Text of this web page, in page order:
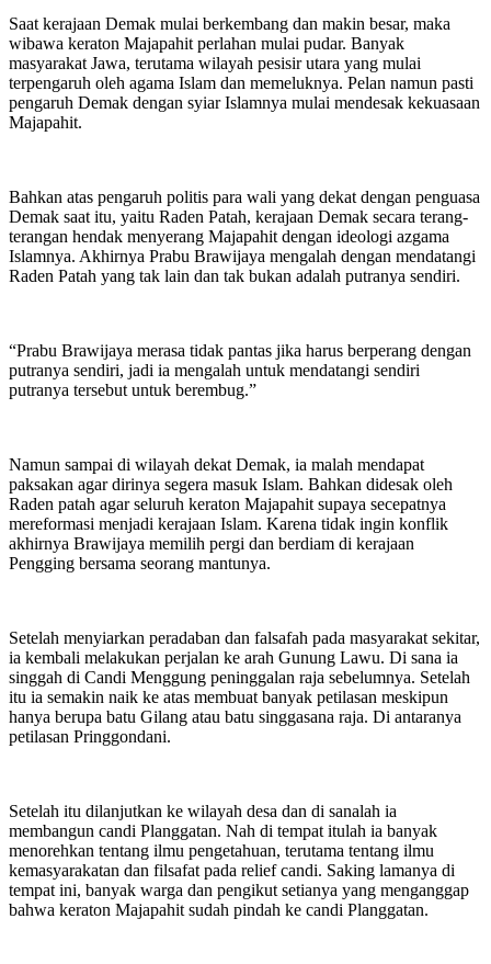
Saat kerajaan Demak mulai berkembang dan makin besar, maka
wibawa keraton Majapahit perlahan mulai pudar. Banyak
masyarakat Jawa, terutama wilayah pesisir utara yang mulai
terpengaruh oleh agama Islam dan memeluknya. Pelan namun pasti
pengaruh Demak dengan syiar Islamnya mulai mendesak kekuasaan
Majapahit.
Bahkan atas pengaruh politis para wali yang dekat dengan penguasa
Demak saat itu, yaitu Raden Patah, kerajaan Demak secara terang-
terangan hendak menyerang Majapahit dengan ideologi azgama
Islamnya. Akhirnya Prabu Brawijaya mengalah dengan mendatangi
Raden Patah yang tak lain dan tak bukan adalah putranya sendiri.
“Prabu Brawijaya merasa tidak pantas jika harus berperang dengan
putranya sendiri, jadi ia mengalah untuk mendatangi sendiri
putranya tersebut untuk berembug.”
Namun sampai di wilayah dekat Demak, ia malah mendapat
paksakan agar dirinya segera masuk Islam. Bahkan didesak oleh
Raden patah agar seluruh keraton Majapahit supaya secepatnya
mereformasi menjadi kerajaan Islam. Karena tidak ingin konflik
akhirnya Brawijaya memilih pergi dan berdiam di kerajaan
Pengging bersama seorang mantunya.
Setelah menyiarkan peradaban dan falsafah pada masyarakat sekitar,
ia kembali melakukan perjalan ke arah Gunung Lawu. Di sana ia
singgah di Candi Menggung peninggalan raja sebelumnya. Setelah
itu ia semakin naik ke atas membuat banyak petilasan meskipun
hanya berupa batu Gilang atau batu singgasana raja. Di antaranya
petilasan Pringgondani.
Setelah itu dilanjutkan ke wilayah desa dan di sanalah ia
membangun candi Planggatan. Nah di tempat itulah ia banyak
menorehkan tentang ilmu pengetahuan, terutama tentang ilmu
kemasyarakatan dan filsafat pada relief candi. Saking lamanya di
tempat ini, banyak warga dan pengikut setianya yang menganggap
bahwa keraton Majapahit sudah pindah ke candi Planggatan.